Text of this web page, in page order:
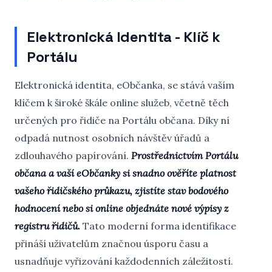
Elektronická Identita - Klíč k
Portálu
Elektronická identita, eObčanka, se stává vaším
klíčem k široké škále online služeb, včetně těch
určených pro řidiče na Portálu občana. Díky ní
odpadá nutnost osobních návštěv úřadů a
zdlouhavého papírování. Prostřednictvím Portálu
občana a vaší eObčanky si snadno ověříte platnost
vašeho řidičského průkazu, zjistíte stav bodového
hodnocení nebo si online objednáte nové výpisy z
registru řidičů. Tato moderní forma identifikace
přináší uživatelům značnou úsporu času a
usnadňuje vyřizování každodenních záležitostí.